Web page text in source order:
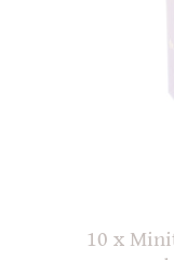
10 x